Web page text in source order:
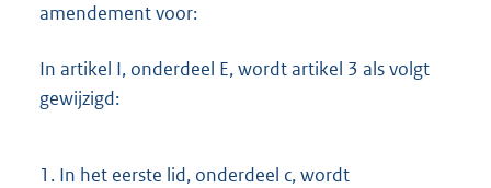
amendement voor:
In artikel I, onderdeel E, wordt artikel 3 als volgt
gewijzigd:
1. In het eerste lid, onderdeel c, wordt